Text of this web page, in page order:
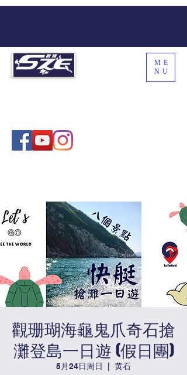
ME
NU
觀珊瑚海龜鬼爪奇石搶
灘登島一日遊 (假日團)
5月24日周日 黄石